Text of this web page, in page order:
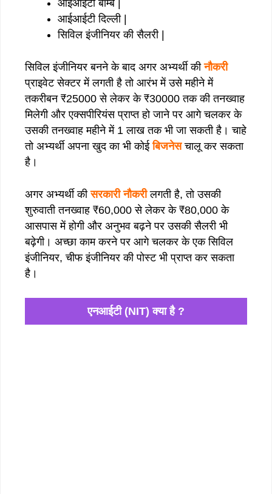
आईआईटी बॉम्बे |
आईआईटी दिल्ली |
सिविल इंजीनियर की सैलरी |
सिविल इंजीनियर बनने के बाद अगर अभ्यर्थी कीनौकरी
प्राइवेट सेक्टर में लगती है तो आरंभ में उसे महीने में
तकरीबन ₹25000 से लेकर के ₹30000 तक की तनख्वाह
मिलेगी और एक्सपीरियंस प्राप्त हो जाने पर आगे चलकर के
उसकी तनख्वाह महीने में 1 लाख तक भी जा सकती है‌। चाहे
तो अभ्यर्थी अपना खुद का भी कोईबिजनेसचालू कर सकता
है।
अगर अभ्यर्थी कीसरकारी नौकरीलगती है, तो उसकी
शुरुवाती तनख्वाह ₹60,000 से लेकर के ₹80,000 के
आसपास में होगी और अनुभव बढ़ने पर उसकी सैलरी भी
बढ़ेगी। अच्छा काम करने पर आगे चलकर के एक सिविल
इंजीनियर, चीफ इंजीनियर की पोस्ट भी प्राप्त कर सकता
है।
एनआईटी (NIT) क्या है ?